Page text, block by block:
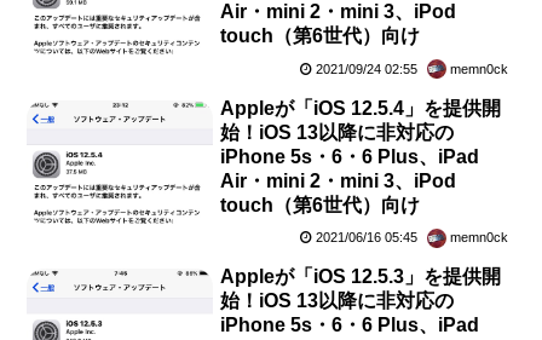
Air・mini 2・mini 3、iPod
touch（第6世代）向け
2021/09/24 02:55 memn0ck
Appleが「iOS 12.5.4」を提供開
始！iOS 13以降に非対応の
iPhone 5s・6・6 Plus、iPad
Air・mini 2・mini 3、iPod
touch（第6世代）向け
2021/06/16 05:45 memn0ck
Appleが「iOS 12.5.3」を提供開
始！iOS 13以降に非対応の
iPhone 5s・6・6 Plus、iPad